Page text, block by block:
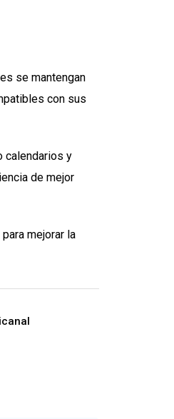
se mantengan
con sus
calendarios y
de mejor
mejorar la